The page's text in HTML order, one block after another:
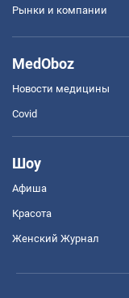
Рынки и компании
MedOboz
Новости медицины
Covid
Шоу
Афиша
Красота
Женский Журнал